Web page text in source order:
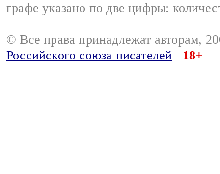
графе указано по две цифры:
© Все права принадлежат авторам,
Российского союза писателей
18+